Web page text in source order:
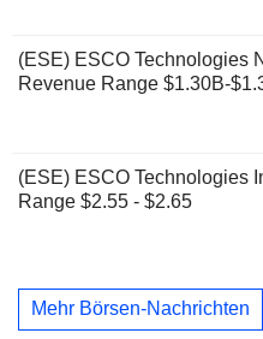
(ESE) ESCO Technologies
Revenue Range $1.30B-
(ESE) ESCO Technologies
Range $2.55 - $2.65
Mehr Börsen-Nachrichten